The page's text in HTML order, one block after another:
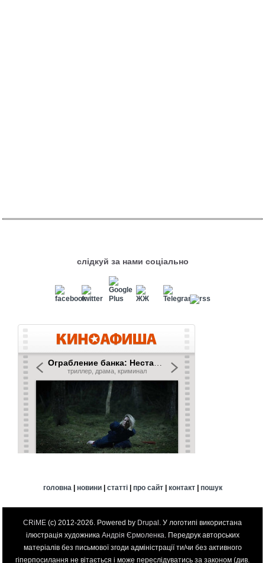
слідкуй за нами соціально
головна | новини| статті| про сайт| контакт| пошук
CRiME (c) 2012-2026. Powered by Drupal . У логотипі використана
ілюстрація художника Андрія Єрмоленка . Передрук авторських
матеріалів без письмової згоди адміністрації ти/чи без активного
гіперпосилання не вітається і може переслідуватись за законом (див.